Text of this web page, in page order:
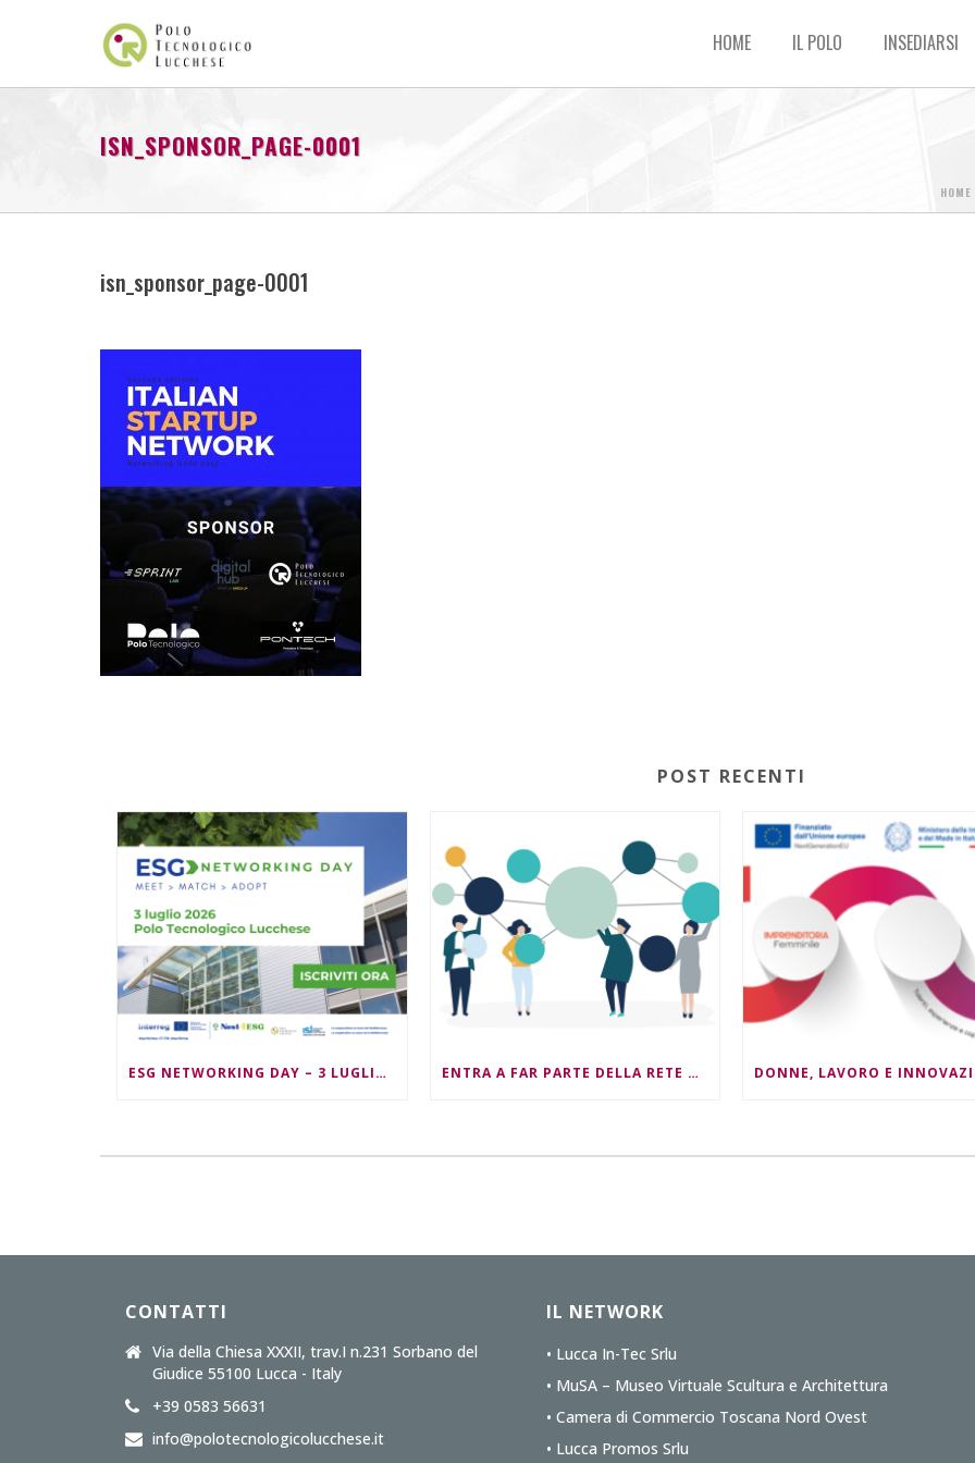
HOME IL POLO INSEDIARSI
ISN_SPONSOR_PAGE-0001
HOME
isn_sponsor_page-0001
POST RECENTI
ESG NETWORKING DAY – 3 LUGLIO 2026 – ORE 09:30/13:00 ENTRA A FAR PARTE DELLA RETE NEST4ESG !
CONTATTI
Via della Chiesa XXXII, trav.I n.231 Sorbano del
Giudice 55100 Lucca - Italy
+39 0583 56631
info@polotecnologicolucchese.it
IL NETWORK
• Lucca In-Tec Srlu
• MuSA – Museo Virtuale Scultura e Architettura
• Camera di Commercio Toscana Nord Ovest
• Lucca Promos Srlu